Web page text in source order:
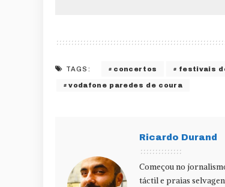
TAGS: concertos festivais
vodafone paredes de coura
Ricardo Durand
Começou no
táctil e praias